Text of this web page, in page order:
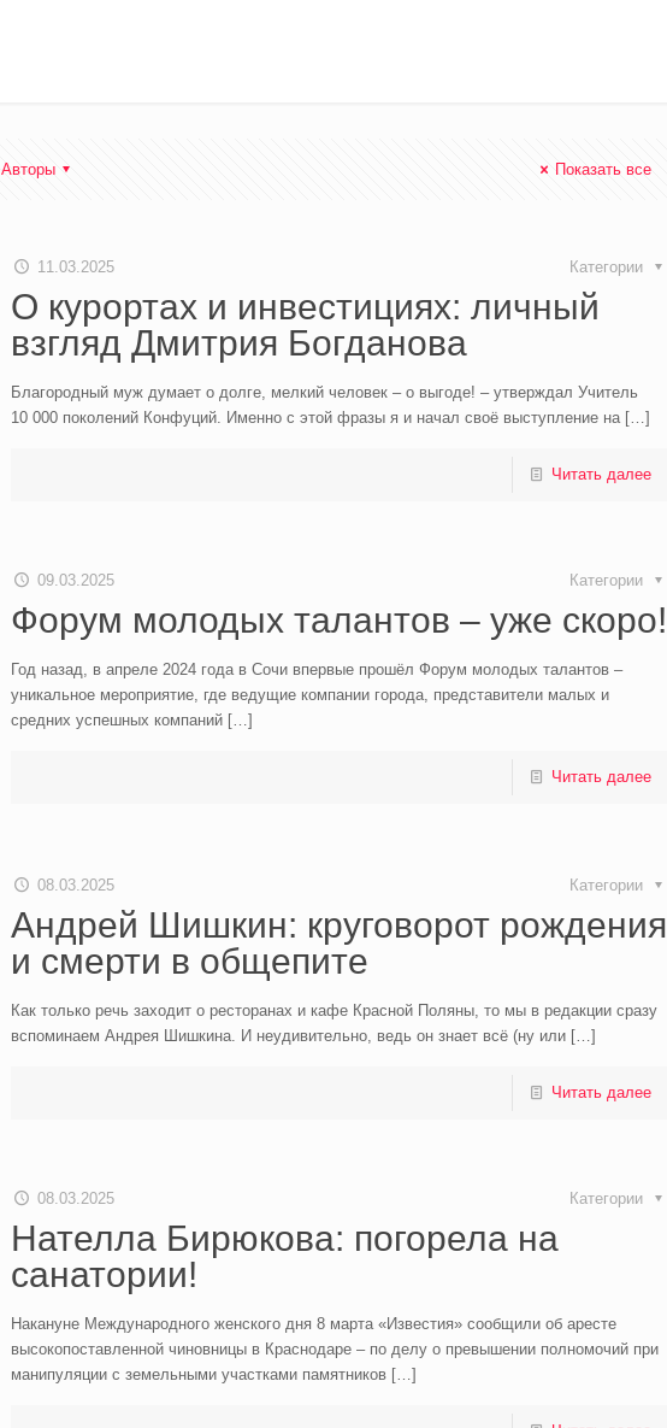
Авторы Показать все
11.03.2025 Категории
О курортах и инвестициях: личный
взгляд Дмитрия Богданова
Благородный муж думает о долге, мелкий человек – о выгоде! – утверждал Учитель
10 000 поколений Конфуций. Именно с этой фразы я и начал своё выступление на[…]
Читать далее
09.03.2025 Категории
Форум молодых талантов – уже скоро!
Год назад, в апреле 2024 года в Сочи впервые прошёл Форум молодых талантов –
уникальное мероприятие, где ведущие компании города, представители малых и
средних успешных компаний[…]
Читать далее
08.03.2025 Категории
Андрей Шишкин: круговорот рождения
и смерти в общепите
Как только речь заходит о ресторанах и кафе Красной Поляны, то мы в редакции сразу
вспоминаем Андрея Шишкина. И неудивительно, ведь он знает всё (ну или[…]
Читать далее
08.03.2025 Категории
Нателла Бирюкова: погорела на
санатории!
Накануне Международного женского дня 8 марта «Известия» сообщили об аресте
высокопоставленной чиновницы в Краснодаре – по делу о превышении полномочий при
манипуляции с земельными участками памятников[…]